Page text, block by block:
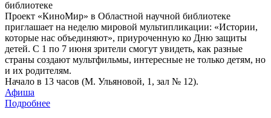
Проект «КиноМир» в Областной научной библиотеке
приглашает на неделю мировой мультипликации: «Истории,
которые нас объединяют», приуроченную ко Дню защиты
детей. С 1 по 7 июня зрители смогут увидеть, как разные
страны создают мультфильмы, интересные не только детям, но
и их родителям.
Начало в 13 часов (М. Ульяновой, 1, зал № 12).
Афиша
Подробнее